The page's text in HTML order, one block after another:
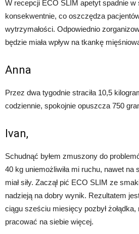
W recepcji ECO SLIM apetyt spadnie w
konsekwentnie, co oszczędza
wytrzymałości. Odpowiednio
będzie miała wpływ na tkankę
Anna
Przez dwa tygodnie straciła 10,5
codziennie, spokojnie opuszcza 750
Ivan,
Schudnąć byłem zmuszony do
40 kg uniemożliwiła mi ruchu, nawet na
miał siły. Zaczął pić ECO SLIM ze
nadzieją na dobry wynik. Rezultatem
ciągu sześciu miesięcy pozbył żołądka,
pracować na siebie więcej.